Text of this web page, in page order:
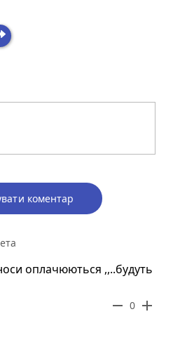
коментар
оплачюються ,,..будуть
remove 0 add